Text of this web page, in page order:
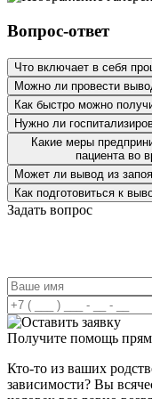
своего дела, все
конечно, чувствовала
пойти на работу.
наркологу за вывод из
с таким в первые.
неадекватном
бледное лицо.
уже довольно поздно,
дозвонюсь. Но вы
нам. Осмотрев мою
была поставлена
отравление. От ваших
эмоции и результат.
Моя мать с отчимом –
могла до них
страшно смотреть.
искать в интернете
сайт, чем-то он меня
ситуацию. Ответила на
приехал быстро с
провел короткую
процедуру. Дал мне все
методы кодирования
Вопрос-ответ
Что включает в себя
Можно ли провести
Как быстро можно
Нужно ли
Какие меры
пациента во
Может ли вывод из
Как подготовиться к
Задать вопрос
Получите помощь
Кто-то из ваших
зависимости? Вы